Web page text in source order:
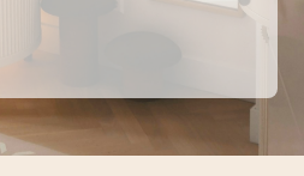
vanaf €50,- NL
winkelervaring